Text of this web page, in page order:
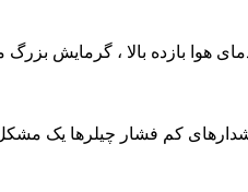
هوا بازده بالا ، گرمایش
کم فشار چیلرها یک مشکل